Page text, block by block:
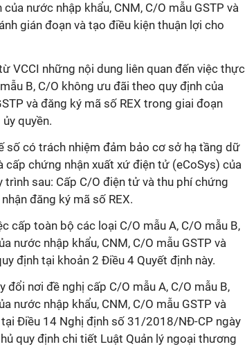
nước nhập khẩu, CNM, C/O mẫu GSTP và
gián đoạn và tạo điều kiện thuận lợi cho
VCCI những nội dung liên quan đến việc thực
B, C/O không ưu đãi theo quy định của
và đăng ký mã số REX trong giai đoạn
quyền.
số có trách nhiệm đảm bảo cơ sở hạ tầng dữ
cấp chứng nhận xuất xứ điện tử (eCoSys) của
sau: Cấp C/O điện tử và thu phí chứng
đăng ký mã số REX.
cấp toàn bộ các loại C/O mẫu A, C/O mẫu B,
nước nhập khẩu, CNM, C/O mẫu GSTP và
định tại khoản 2 Điều 4 Quyết định này.
nơi đề nghị cấp C/O mẫu A, C/O mẫu B,
nước nhập khẩu, CNM, C/O mẫu GSTP và
Điều 14 Nghị định số 31/2018/NĐ-CP ngày
quy định chi tiết Luật Quản lý ngoại thương